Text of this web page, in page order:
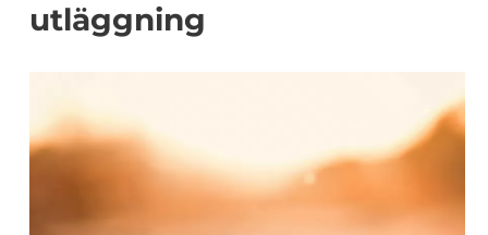
utläggning